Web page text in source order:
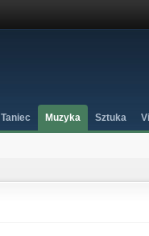
Taniec Muzyka Sztuka